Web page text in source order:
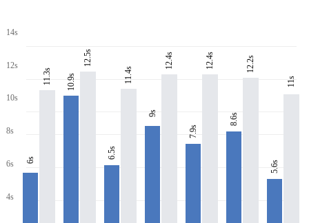
14s
12s
10s
8s
6s
4s
6s
11.3s 10.9s
12.5s
6.5s
11.4s
9s
12.4s
7.9s
12.4s
8.6s
12.2s
5.6s
11s